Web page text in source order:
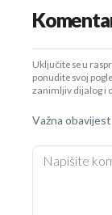
Uključite se u
ponudite svoj
zanimljiv dijalog i
Važna obavijest